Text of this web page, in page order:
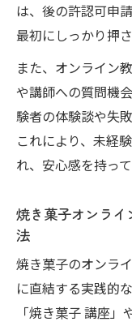
は、後の許認可申
最初にしっかり押
また、オンライン
や講師への質問機
験者の体験談や失
これにより、未経
れ、安心感を持っ
焼き菓子オンラ
法
焼き菓子のオンラ
に直結する実践的
「焼き菓子 講座」